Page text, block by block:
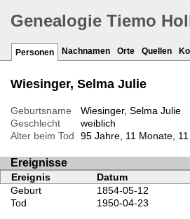
Genealogie Tiemo
Personen Nachnamen Orte Quellen
Wiesinger, Selma Julie
Geburtsname
Wiesinger, Selma Julie
Geschlecht
weiblich
Alter beim Tod
95 Jahre, 11 Monate, 11
Ereignisse
Ereignis Datum
Geburt
1854-05-12
Tod
1950-04-23